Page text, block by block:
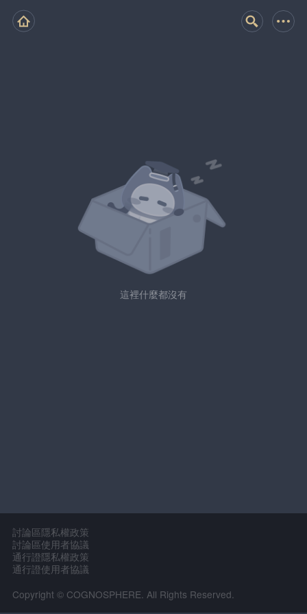
這裡什麼都沒有
討論區隱私權政策
討論區使用者協議
通行證隱私權政策
通行證使用者協議
Copyright © COGNOSPHERE. All Rights Reserved.